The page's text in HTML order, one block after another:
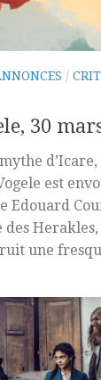
/
30
est
Edouard
des
une